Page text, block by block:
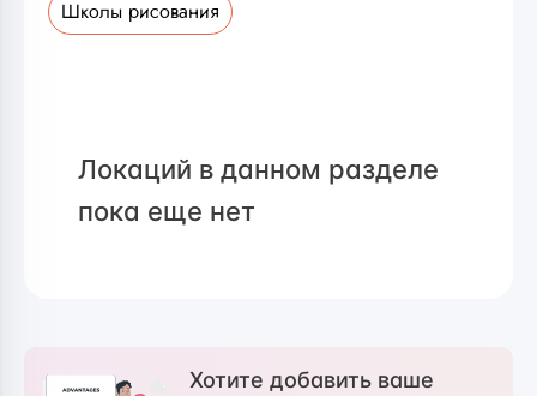
Школы рисования
Локаций в данном разделе
пока еще нет
Хотите добавить ваше